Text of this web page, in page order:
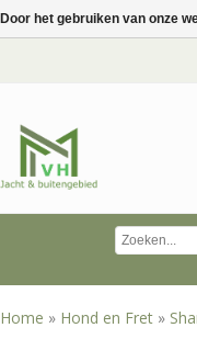
Home » Hond en Fret »
Door het gebruiken van onze